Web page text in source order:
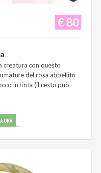
€ 80
creatura con questo
del rosa abbellito
in tinta (il cesto può